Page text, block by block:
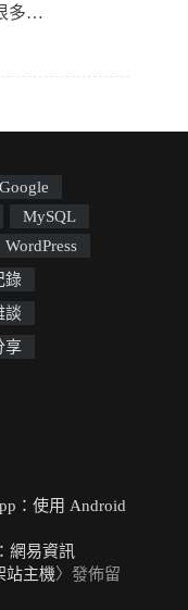
多…
Google
MySQL
WordPress
錄
談
享
：使用 Android
網易資訊
站主機〉發佈留